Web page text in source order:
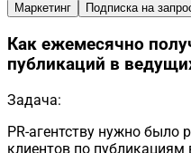
Маркетинг Подписка на
Как ежемесячно
публикаций в
Задача:
PR-агентству нужно было
клиентов по